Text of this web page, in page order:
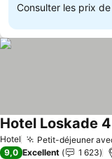
Consulter les prix de
Hotel Petit-déjeuner
Hotel Loskade
9,0 Excellent 1 623